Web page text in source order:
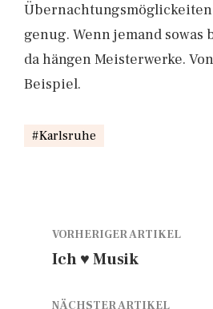
genug. Wenn jemand sowas
da hängen Meisterwerke.
Beispiel.
Karlsruhe
VORHERIGER ARTIKEL
Ich ♥ Musik
NÄCHSTER ARTIKEL